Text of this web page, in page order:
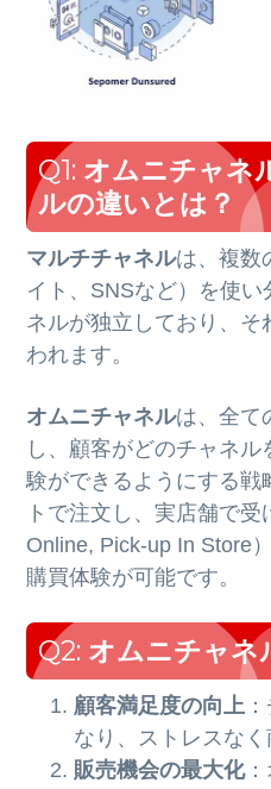
Q1: オムニチャネ
ルの違いとは？
マルチチャネルは、複数
イト、SNSなど）を使
ネルが独立しており、
われます。
オムニチャネルは、全て
し、顧客がどのチャネ
験ができるようにする戦
トで注文し、実店舗で
Online, Pick-up In Store
購買体験が可能です。
Q2: オムニチャネ
顧客満足度の向上
なり、ストレスなく
販売機会の最大化：